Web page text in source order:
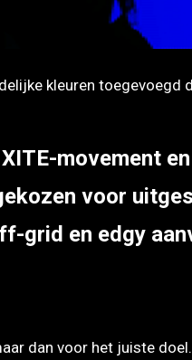
kleuren toegevoegd
movement
voor
grid en edgy
dan voor het juiste doel.